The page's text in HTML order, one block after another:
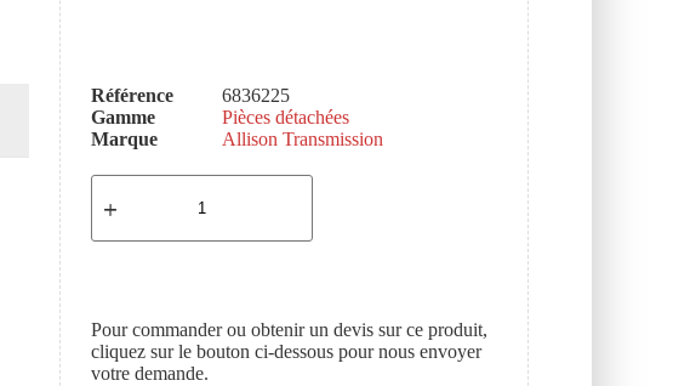
Référence
6836225
Gamme
Pièces détachées
Marque
Allison Transmission
Pour commander ou obtenir un devis sur ce produit,
cliquez sur le bouton ci-dessous pour nous envoyer
votre demande.